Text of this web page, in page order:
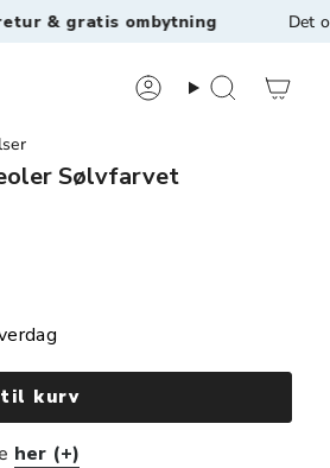
ombytning Det originale
Sølvfarvet
kurv
her (+)